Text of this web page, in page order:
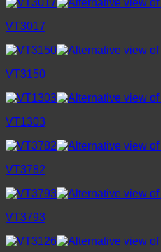
VT3017
VT3150
VT1303
VT3782
VT3793